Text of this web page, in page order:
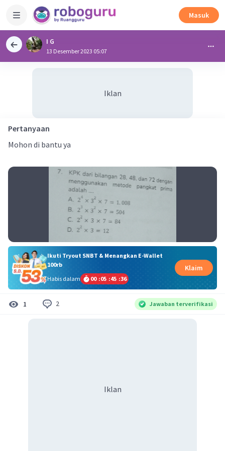
Masuk
I G
13 Desember 2023 05:07
Iklan
Pertanyaan
Mohon di bantu ya
Ikuti Tryout SNBT & Menangkan E-Wallet
100rb
Habis dalam
00 :05 :45 :36
Klaim
1 2 Jawaban terverifikasi
Iklan